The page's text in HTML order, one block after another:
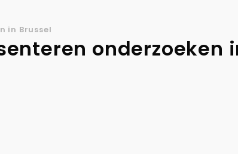
in Brussel
onderzoeken